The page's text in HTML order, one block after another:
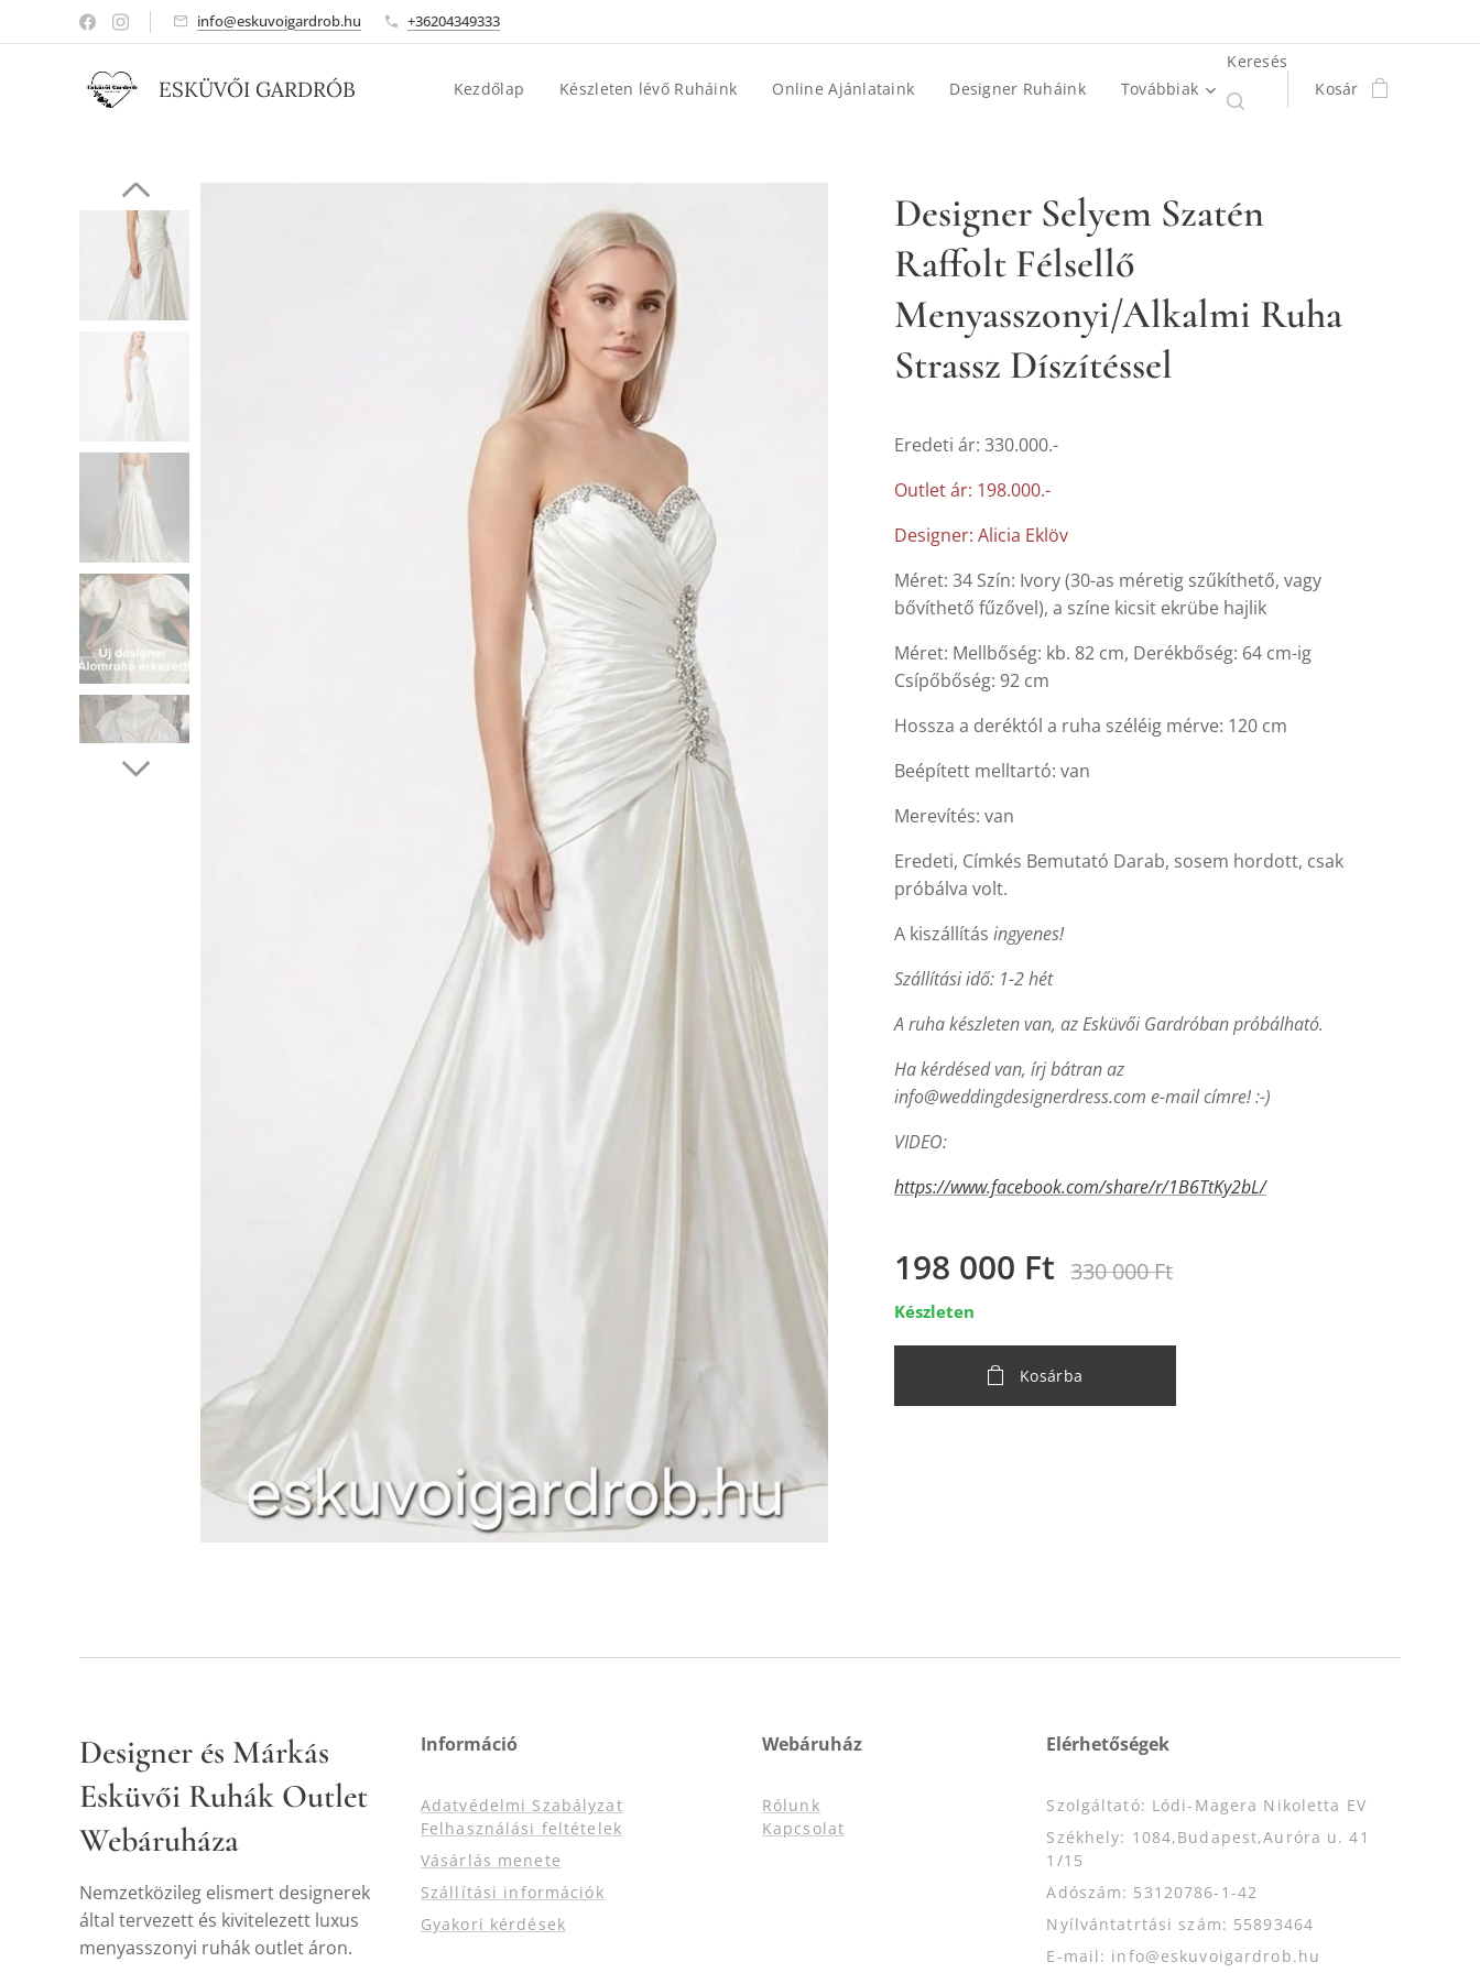
info@eskuvoigardrob.hu +36204349333
ESKÜVŐI GARDRÓB Kezdőlap Készleten lévő Ruháink Online Ajánlataink Designer Ruháink Továbbiak
Keresés
Kosár
Designer Selyem Szatén
Raffolt Félsellő
Menyasszonyi/Alkalmi Ruha
Strassz Díszítéssel
Eredeti ár: 330.000.-
Outlet ár: 198.000.-
Designer: Alicia Eklöv
Méret: 34 Szín: Ivory (30-as méretig szűkíthető, vagy
bővíthető fűzővel), a színe kicsit ekrübe hajlik
Méret: Mellbőség: kb. 82 cm, Derékbőség: 64 cm-ig
Csípőbőség: 92 cm
Hossza a deréktól a ruha széléig mérve: 120 cm
Beépített melltartó: van
Merevítés: van
Eredeti, Címkés Bemutató Darab, sosem hordott, csak
próbálva volt.
A kiszállítás ingyenes!
Szállítási idő: 1-2 hét
A ruha készleten van, az Esküvői Gardróban próbálható.
Ha kérdésed van, írj bátran az
info@weddingdesignerdress.com e-mail címre! :-)
VIDEO:
https://www.facebook.com/share/r/1B6TtKy2bL/
198 000 Ft 330 000Ft
Készleten
Kosárba
Designer és Márkás
Esküvői Ruhák Outlet
Webáruháza
Nemzetközileg elismert designerek
által tervezett és kivitelezett luxus
menyasszonyi ruhák outlet áron.
Információ
Adatvédelmi Szabályzat
Felhasználási feltételek
Vásárlás menete
Szállítási információk
Gyakori kérdések
Webáruház
Rólunk
Kapcsolat
Elérhetőségek
Szolgáltató: Lódi-Magera Nikoletta EV
Székhely: 1084,Budapest,Auróra u. 41
1/15
Adószám: 53120786-1-42
Nyílvántatrtási szám: 55893464
E-mail: info@eskuvoigardrob.hu